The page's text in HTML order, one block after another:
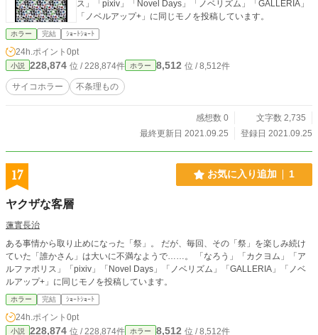
ス」「pixiv」「Novel Days」「ノベリズム」「GALLERIA」
「ノベルアップ+」に同じモノを投稿しています。
ホラー 完結 ｼｮｰﾄｼｮｰﾄ
24h.ポイント 0pt
小説 228,874 位 / 228,874件 ホラー 8,512 位 / 8,512件
サイコホラー 不条理もの
感想数 0
文字数 2,735
最終更新日 2021.09.25
登録日 2021.09.25
17 お気に入り追加 1
ヤクザな客層
蓮實長治
ある事情から取り止めになった「祭」。 だが、毎回、その「祭」を楽しみ続け
ていた「誰かさん」は大いに不満なようで……。 「なろう」「カクヨム」「ア
ルファポリス」「pixiv」「Novel Days」「ノベリズム」「GALLERIA」「ノベ
ルアップ+」に同じモノを投稿しています。
ホラー 完結 ｼｮｰﾄｼｮｰﾄ
24h.ポイント 0pt
小説 228,874 位 / 228,874件 ホラー 8,512 位 / 8,512件